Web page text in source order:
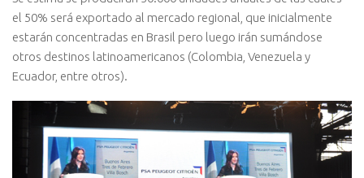
el 50% será exportado al mercado regional, que inicialmente
estarán concentradas en Brasil pero luego irán sumándose
otros destinos latinoamericanos (Colombia, Venezuela y
Ecuador, entre otros).